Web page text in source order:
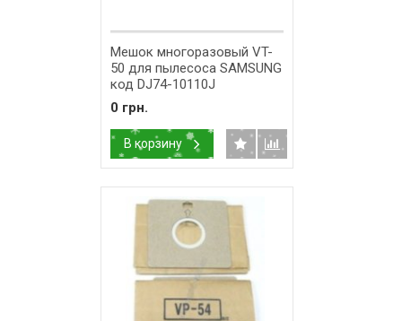
Мешок многоразовый VT-
50 для пылесоса SAMSUNG
код DJ74-10110J
0 грн.
В корзину